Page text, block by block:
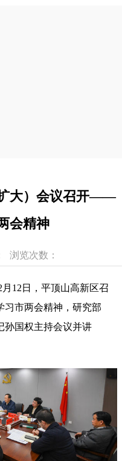
大）会议召开——
会精神
浏览次数：
月12日，平顶山高新区召
习市两会精神，研究部
孙国权主持会议并讲